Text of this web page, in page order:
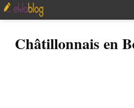
Châtillonnais en